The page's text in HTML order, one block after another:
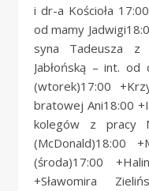
i dr-a Kościoła
od mamy
syna Tadeusza z
Jabłońską – int.
(wtorek)17:00
bratowej Ani18:00
kolegów z pracy
(McDonald)18:00
(środa)17:00
+Sławomira